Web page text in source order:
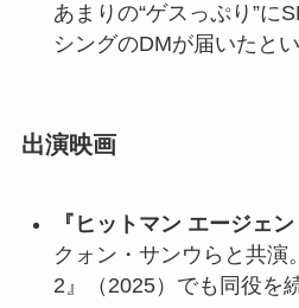
あまりの“ゲスっぷり”に
シングのDMが届いたと
出演映画
『ヒットマン エージェ
クォン・サンウらと共演
2』（2025）でも同役を